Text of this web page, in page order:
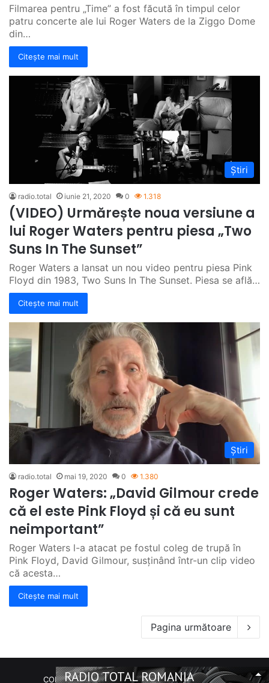
Filmarea pentru „Time” a fost făcută în timpul celor
patru concerte ale lui Roger Waters de la Ziggo Dome
din…
Citește mai mult
Știri
radio.total iunie 21, 2020 0 1.318
(VIDEO) Urmărește noua versiune a
lui Roger Waters pentru piesa „Two
Suns In The Sunset”
Roger Waters a lansat un nou video pentru piesa Pink
Floyd din 1983, Two Suns In The Sunset. Piesa se află…
Citește mai mult
Știri
radio.total mai 19, 2020 0 1.380
Roger Waters: „David Gilmour crede
că el este Pink Floyd și că eu sunt
neimportant”
Roger Waters l-a atacat pe fostul coleg de trupă în
Pink Floyd, David Gilmour, susținând într-un clip video
că acesta…
Citește mai mult
Pagina următoare
COPYRIGHT Radio Total România. (C) 2020-2023
RADIO TOTAL ROMANIA